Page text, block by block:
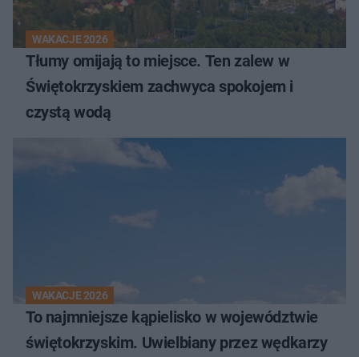
WAKACJE 2026
Tłumy omijają to miejsce. Ten zalew w
Świętokrzyskiem zachwyca spokojem i
czystą wodą
WAKACJE 2026
To najmniejsze kąpielisko w województwie
świętokrzyskim. Uwielbiany przez wędkarzy